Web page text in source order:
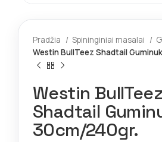
Pradžia Spininginiai masalai
Westin BullTeez Shadtail
Westin BullTeez
Shadtail
30cm/240gr.